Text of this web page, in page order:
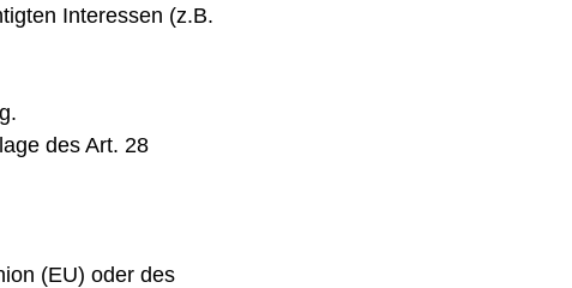
Interessen (z.B.
des Art. 28
(EU) oder des